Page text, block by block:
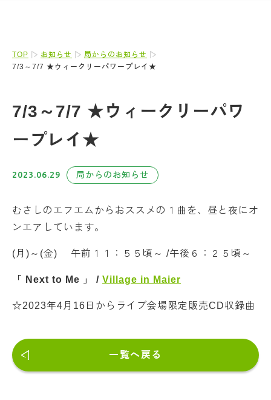
TOP お知らせ
局からのお知らせ
7/3～7/7 ★ウィークリーパワープレイ★
7/3～7/7 ★ウィークリーパワ
ープレイ★
2023.06.29 局からのお知らせ
むさしのエフエムからおススメの１曲を、昼と夜にオ
ンエアしています。
(月)～(金) 午前１１：５５頃～ /午後６：２５頃～
「 Next to Me 」 / Village in Maier
☆2023年4月16日からライブ会場限定販売CD収録曲
一覧へ戻る